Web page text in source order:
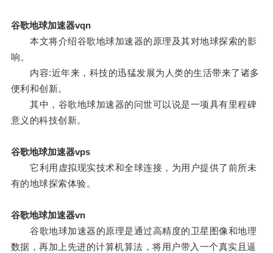
谷歌地球加速器vqn
本文将介绍谷歌地球加速器的原理及其对地球探索的影
响。
内容:近年来，科技的迅猛发展为人类的生活带来了诸多
便利和创新。
其中，谷歌地球加速器的问世可以说是一项具有里程碑
意义的科技创新。
谷歌地球加速器vps
它利用虚拟现实技术和全球连接，为用户提供了前所未
有的地球探索体验。
谷歌地球加速器vn
谷歌地球加速器的原理是通过高精度的卫星图像和地理
数据，再加上先进的计算机算法，将用户带入一个真实且逼